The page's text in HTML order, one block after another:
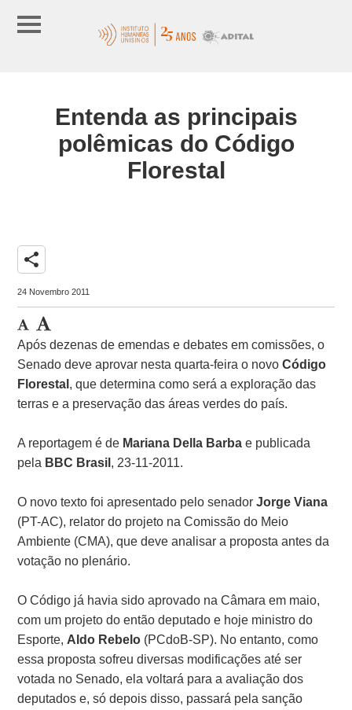
Entenda as principais
polêmicas do Código
Florestal
share
24 Novembro 2011
Após dezenas de emendas e debates em comissões, o
Senado deve aprovar nesta quarta-feira o novoCódigo
Florestal , que determina como será a exploração das
terras e a preservação das áreas verdes do país.
A reportagem é de Mariana Della Barba e publicada
pela BBC Brasil , 23-11-2011.
O novo texto foi apresentado pelo senadorJorge Viana
(PT-AC), relator do projeto na Comissão do Meio
Ambiente (CMA), que deve analisar a proposta antes da
votação no plenário.
O Código já havia sido aprovado na Câmara em maio,
com um projeto do então deputado e hoje ministro do
Esporte, Aldo Rebelo (PCdoB-SP). No entanto, como
essa proposta sofreu diversas modificações até ser
votada no Senado, ela voltará para a avaliação dos
deputados e, só depois disso, passará pela sanção